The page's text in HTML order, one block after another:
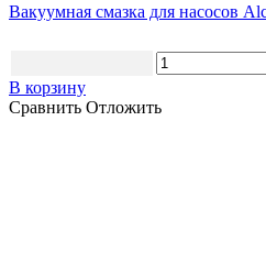
Вакуумная смазка для насосов
В корзину
Сравнить Отложить